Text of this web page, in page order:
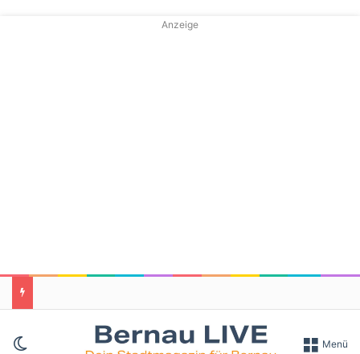
Anzeige
Skin umschalten Menü